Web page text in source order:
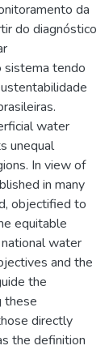
da
do diagnóstico
sistema tendo
water
unequal
In view of
in many
objectified to
equitable
water
and the
the
these
directly
the definition